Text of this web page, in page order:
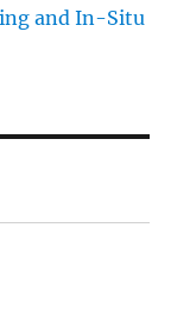
and In-Situ